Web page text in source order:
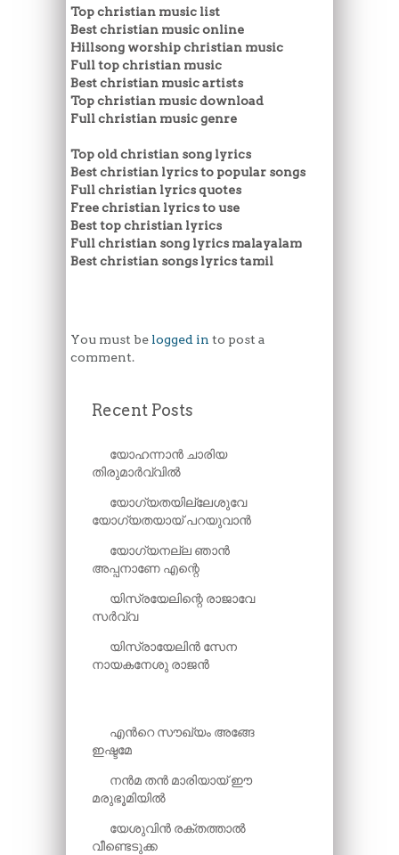
Top christian music list
Best christian music online
Hillsong worship christian music
Full top christian music
Best christian music artists
Top christian music download
Full christian music genre
Top old christian song lyrics
Best christian lyrics to popular songs
Full christian lyrics quotes
Free christian lyrics to use
Best top christian lyrics
Full christian song lyrics malayalam
Best christian songs lyrics tamil
You must be logged in to post a
comment.
Recent Posts
യോഹന്നാൻ ചാരിയ
തിരുമാർവ്വിൽ
യോഗ്യതയില്ലേശുവേ
യോഗ്യതയായ് പറയുവാൻ
യോഗ്യനല്ല ഞാൻ
അപ്പനാണേ എന്റെ
യിസ്രയേലിന്റെ രാജാവേ
സർവ്വ
യിസ്രായേലിൻ സേന
നായകനേശു രാജൻ
എന്‍റെ സൗഖ്യം അങ്ങേ
ഇഷ്ടമേ
നൻമ തൻ മാരിയായ് ഈ
മരുഭൂമിയിൽ
യേശുവിൻ രക്തത്താൽ
വീണ്ടെടുക്ക